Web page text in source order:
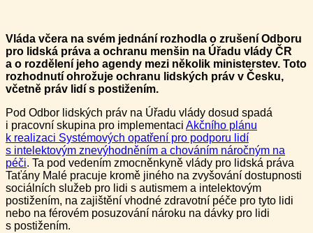
Vláda včera na svém jednání rozhodla o zrušení Odboru
pro lidská práva a ochranu menšin na Úřadu vlády ČR
a o rozdělení jeho agendy mezi několik ministerstev. Toto
rozhodnutí ohrožuje ochranu lidských práv v Česku,
včetně práv lidí s postižením.
Pod Odbor lidských práv na Úřadu vlády dosud spadá
i pracovní skupina pro implementaci Akčního plánu
k realizaci Systémových opatření pro podporu lidí
s intelektovým znevýhodněním a chováním náročným na
péči. Ta pod vedením zmocněnkyně vlády pro lidská práva
Taťány Malé pracuje kromě jiného na zvyšování dostupnosti
sociálních služeb pro lidi s autismem a intelektovým
postižením, na zajištění vhodné zdravotní péče pro tyto lidi
nebo na férovém posuzování nároku na dávky pro lidi
s postižením.